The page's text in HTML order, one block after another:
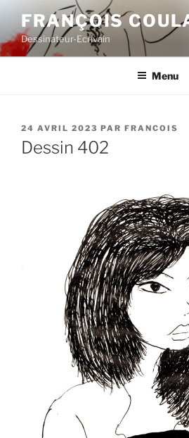
contenu
principal
FRANÇOIS
Dessinateur-Ecrivain
Menu
PUBLIÉ
LE
24 AVRIL 2023 PAR FRANCOIS
Dessin 402